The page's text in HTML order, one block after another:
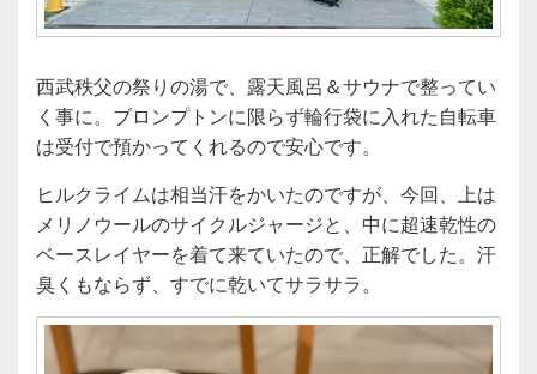
西武秩父の祭りの湯で、露天風呂＆サウナで整ってい
く事に。ブロンプトンに限らず輪行袋に入れた自転車
は受付で預かってくれるので安心です。
ヒルクライムは相当汗をかいたのですが、今回、上は
メリノウールのサイクルジャージと、中に超速乾性の
ベースレイヤーを着て来ていたので、正解でした。汗
臭くもならず、すでに乾いてサラサラ。